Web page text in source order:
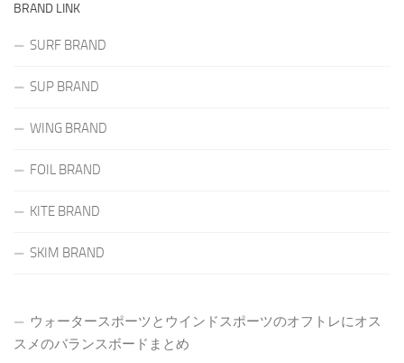
BRAND LINK
SURF BRAND
SUP BRAND
WING BRAND
FOIL BRAND
KITE BRAND
SKIM BRAND
ウォータースポーツとウインドスポーツのオフトレにオス
スメのバランスボードまとめ